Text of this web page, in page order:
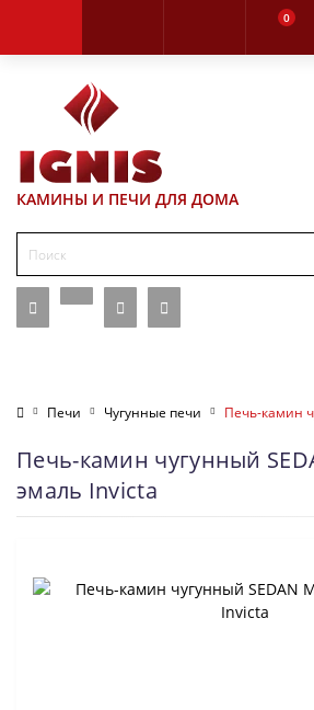
0
КАМИНЫ И ПЕЧИ ДЛЯ ДОМА
Печи Чугунные печи Печь-камин
Печь-камин чугунный
эмаль Invicta